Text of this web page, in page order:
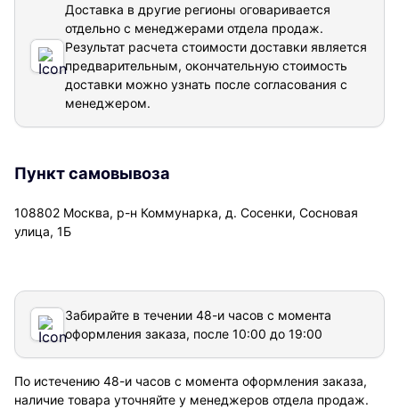
Доставка в другие регионы оговаривается
отдельно с менеджерами отдела продаж.
Результат расчета стоимости доставки является
предварительным, окончательную стоимость
доставки можно узнать после согласования с
менеджером.
Пункт самовывоза
108802 Москва, р-н Коммунарка, д. Сосенки, Сосновая
улица, 1Б
Забирайте в течении 48-и часов с момента
оформления заказа, после 10:00 до 19:00
По истечению 48-и часов с момента оформления заказа,
наличие товара уточняйте у менеджеров отдела продаж.